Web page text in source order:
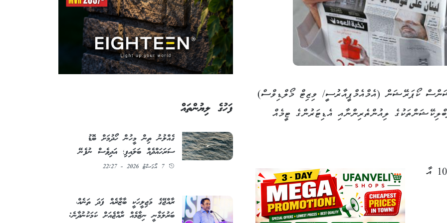
ކޯޕަރޭޝަން (އެމްއެމްޕީއާރުސީ/ ވިޒިޓް މޯލްޑިވްސް)
ލިއުންތެރިންނާއި އެޑިޓަރުންގެ ޓީމެއް
މި ދަތުރު ކުރިއަށް ދާނީ މާރޗް 04 އިން 10 އާ
ފަހުގެ ލިޔުންތައް
ގެއްލުނު ތިން މީހުން ހޯދުމަށް ބޮޑު
ސަރަހައްދެއް ބަލައިފި؛ އަދިވެސް ނުފެނޭ
7 އޯގަސްޓު 2026 - 22:27
ރާއްޖޭގެ މަޖިލީހަކީ ބާޒާރެއް ފަދަ ތަނެއް،
ބަރުލަމާނީ ނިޒާމެއް ރާއްޖެއަށް ކަމަކުނުދާނެ: